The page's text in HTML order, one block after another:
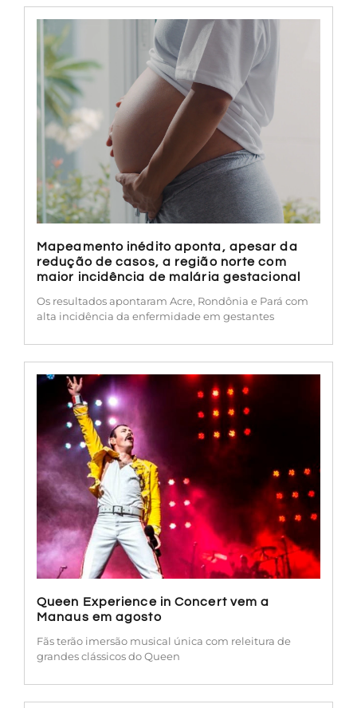
Mapeamento inédito aponta, apesar da
redução de casos, a região norte com
maior incidência de malária gestacional
Os resultados apontaram Acre, Rondônia e Pará com
alta incidência da enfermidade em gestantes
Queen Experience in Concert vem a
Manaus em agosto
Fãs terão imersão musical única com releitura de
grandes clássicos do Queen